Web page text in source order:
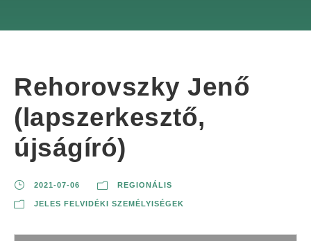
Rehorovszky Jenő
(lapszerkesztő,
újságíró)
2021-07-06 REGIONÁLIS
JELES FELVIDÉKI SZEMÉLYISÉGEK